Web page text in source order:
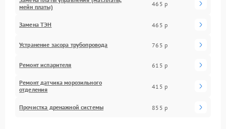
мейн платы)
465 р
Замена ТЭН 465 р
Устранение засора трубопровода 765 р
Ремонт испарителя 615 р
Ремонт датчика морозильного
отделения
415 р
Прочистка дренажной системы 855 р